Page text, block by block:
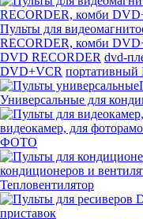
Пульты для
RECORDER, комби
DVD RECORDER dvd-
DVD+VCR портативный
Универсальные для
видеокамер, для
ФОТО
кондиционеров и
Тепловентилятор